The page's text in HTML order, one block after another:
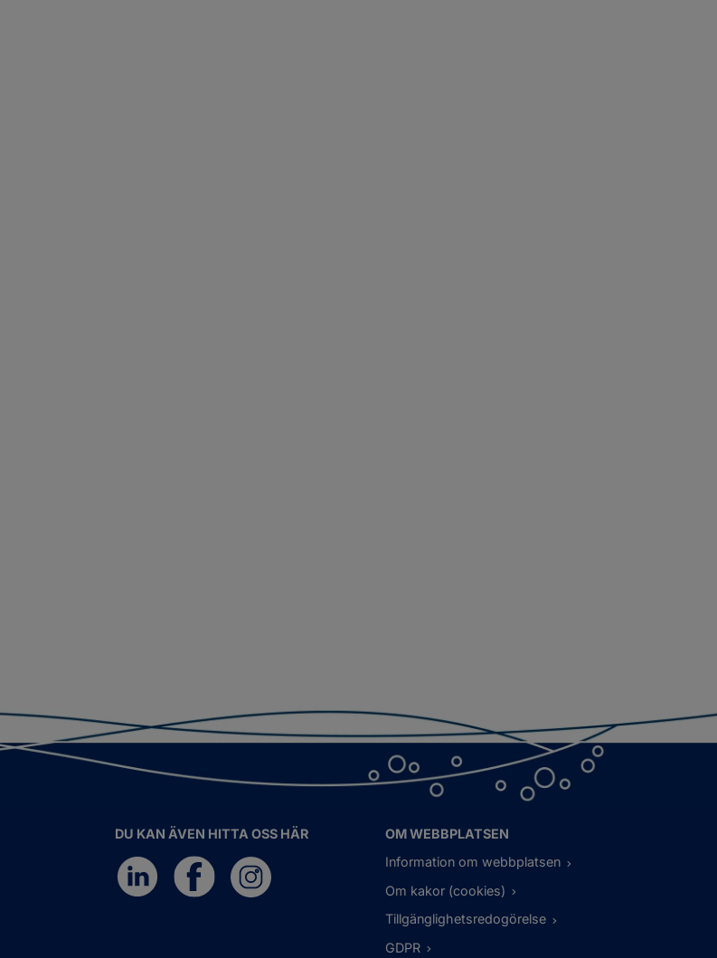
DU KAN ÄVEN HITTA OSS HÄR
OM WEBBPLATSEN
Information om webbplatsen
Om kakor (cookies)
Tillgänglighetsredogörelse
GDPR